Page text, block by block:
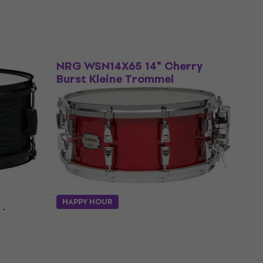
NRG WSN14X65 14" Cherry
Burst Kleine Trommel
Kleine Trommel
€ 86,60€ 88,90
Auf Lager
HAPPY HOUR